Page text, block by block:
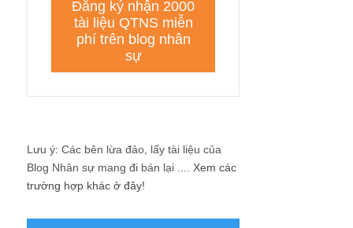
Lưu ý: Các bên lừa đảo, lấy tài liệu của
Blog Nhân sự mang đi bán lại .... Xem các
trường hợp khác ở đây!